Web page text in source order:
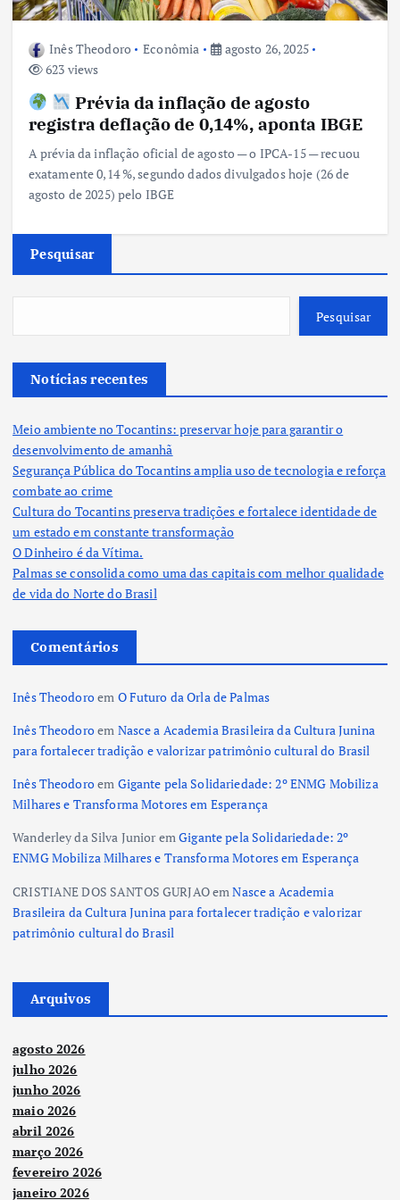
Inês Theodoro Econômia
agosto 26, 2025
623 views
Prévia da inflação de agosto
registra deflação de 0,14%, aponta IBGE
A prévia da inflação oficial de agosto — o IPCA-15 — recuou
exatamente 0,14 %, segundo dados divulgados hoje (26 de
agosto de 2025) pelo IBGE
Pesquisar
Pesquisar
Notícias recentes
Meio ambiente no Tocantins: preservar hoje para garantir o
desenvolvimento de amanhã
Segurança Pública do Tocantins amplia uso de tecnologia e reforça
combate ao crime
Cultura do Tocantins preserva tradições e fortalece identidade de
um estado em constante transformação
O Dinheiro é da Vítima.
Palmas se consolida como uma das capitais com melhor qualidade
de vida do Norte do Brasil
Comentários
Inês Theodoroem O Futuro da Orla de Palmas
Inês Theodoroem Nasce a Academia Brasileira da Cultura Junina
para fortalecer tradição e valorizar patrimônio cultural do Brasil
Inês Theodoroem Gigante pela Solidariedade: 2º ENMG Mobiliza
Milhares e Transforma Motores em Esperança
Wanderley da Silva JunioremGigante pela Solidariedade: 2º
ENMG Mobiliza Milhares e Transforma Motores em Esperança
CRISTIANE DOS SANTOS GURJAOemNasce a Academia
Brasileira da Cultura Junina para fortalecer tradição e valorizar
patrimônio cultural do Brasil
Arquivos
agosto 2026
julho 2026
junho 2026
maio 2026
abril 2026
março 2026
fevereiro 2026
janeiro 2026